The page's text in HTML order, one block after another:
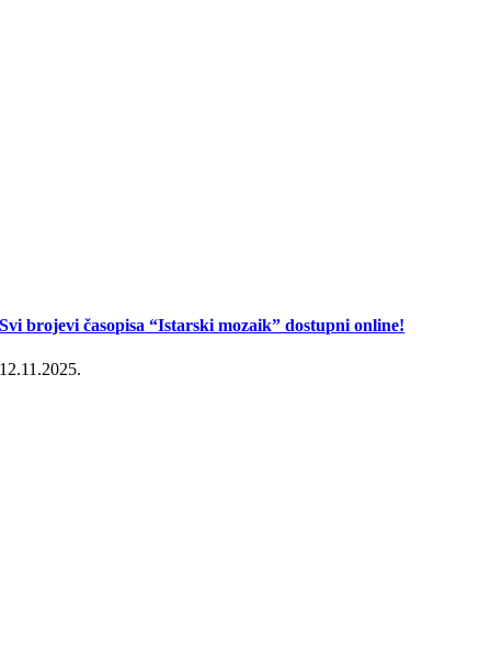
Svi brojevi časopisa “Istarski mozaik” dostupni online!
12.11.2025.